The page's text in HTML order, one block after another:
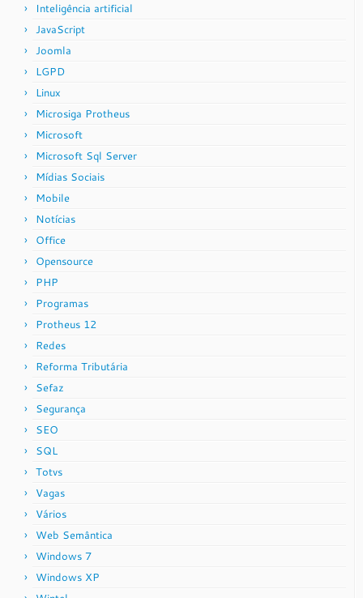
Inteligência artificial
JavaScript
Joomla
LGPD
Linux
Microsiga Protheus
Microsoft
Microsoft Sql Server
Mídias Sociais
Mobile
Notícias
Office
Opensource
PHP
Programas
Protheus 12
Redes
Reforma Tributária
Sefaz
Segurança
SEO
SQL
Totvs
Vagas
Vários
Web Semântica
Windows 7
Windows XP